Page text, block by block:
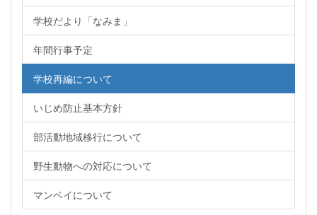
学校だより「なみま」
年間行事予定
学校再編について
いじめ防止基本方針
部活動地域移行について
野生動物への対応について
マンベイについて